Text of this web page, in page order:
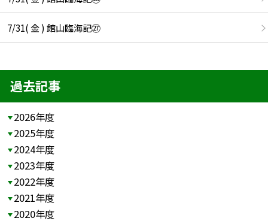
7/31( 金 ) 館山臨海記㉗
過去記事
2026年度
2025年度
2024年度
2023年度
2022年度
2021年度
2020年度